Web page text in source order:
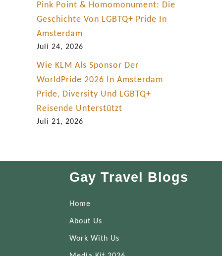
Pink Point & Homomonument: Die
Geschichte Von LGBTQ+ Pride In
Amsterdam
Juli 24, 2026
Wie KLM Als Sponsor Der
WorldPride 2026 In Amsterdam
Pride, Diversity Und LGBTQ+
Reisende Unterstützt
Juli 21, 2026
Gay Travel Blogs
Home
About Us
Work With Us